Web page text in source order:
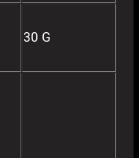
30 G